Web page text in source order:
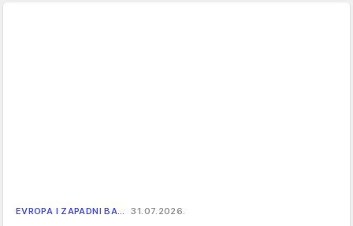
EVROPA I ZAPADNI BA… 31.07.2026.